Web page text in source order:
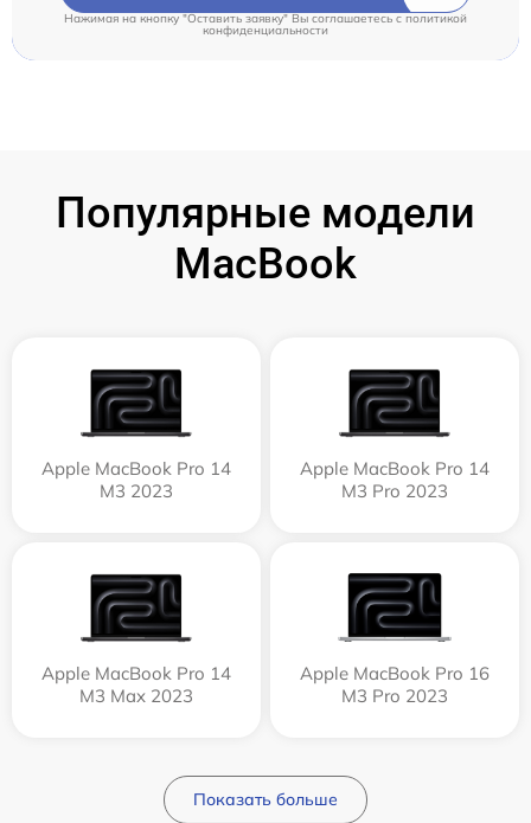
Нажимая на кнопку "Оставить заявку" Вы соглашаетесь cполитикой
конфиденциальности
Популярные модели
MacBook
Apple MacBook Pro 14
M3 2023
Apple MacBook Pro 14
M3 Pro 2023
Apple MacBook Pro 14
M3 Max 2023
Apple MacBook Pro 16
M3 Pro 2023
Показать больше